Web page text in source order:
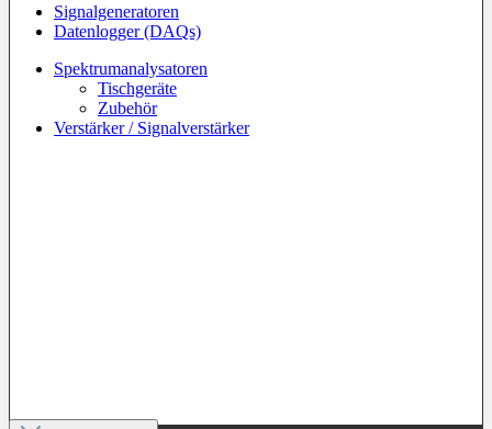
Signalgeneratoren
Datenlogger (DAQs)
Spektrumanalysatoren
Tischgeräte
Zubehör
Verstärker / Signalverstärker